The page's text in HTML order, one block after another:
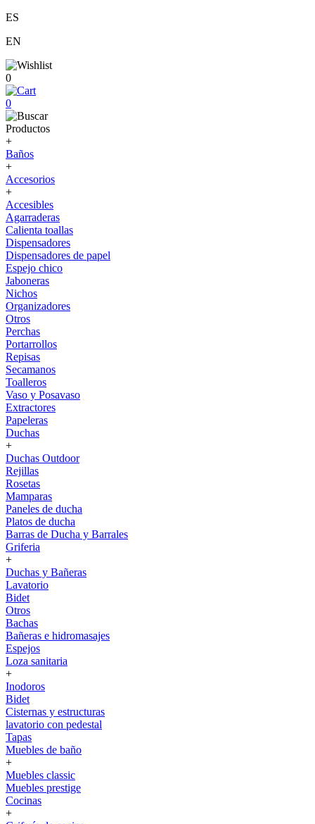
ES
EN
0
0
Productos
+
Baños
+
Accesorios
+
Accesibles
Agarraderas
Calienta toallas
Dispensadores
Dispensadores de papel
Espejo chico
Jaboneras
Nichos
Organizadores
Otros
Perchas
Portarrollos
Repisas
Secamanos
Toalleros
Vaso y Posavaso
Extractores
Papeleras
Duchas
+
Duchas Outdoor
Rejillas
Rosetas
Mamparas
Paneles de ducha
Platos de ducha
Barras de Ducha y Barrales
Griferia
+
Duchas y Bañeras
Lavatorio
Bidet
Otros
Bachas
Bañeras e hidromasajes
Espejos
Loza sanitaria
+
Inodoros
Bidet
Cisternas y estructuras
lavatorio con pedestal
Tapas
Muebles de baño
+
Muebles classic
Muebles prestige
Cocinas
+